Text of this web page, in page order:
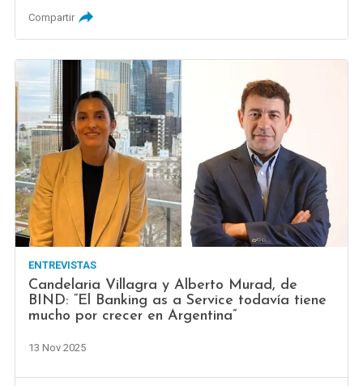
Compartir
ENTREVISTAS
Candelaria Villagra y Alberto Murad, de
BIND: “El Banking as a Service todavía tiene
mucho por crecer en Argentina”
13 Nov 2025